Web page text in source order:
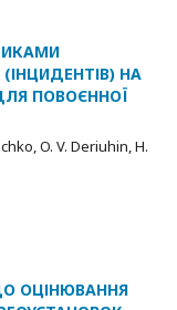
НА
ПОВОЄННОЇ
O. V. Deriuhin, H.
ОЦІНЮВАННЯ